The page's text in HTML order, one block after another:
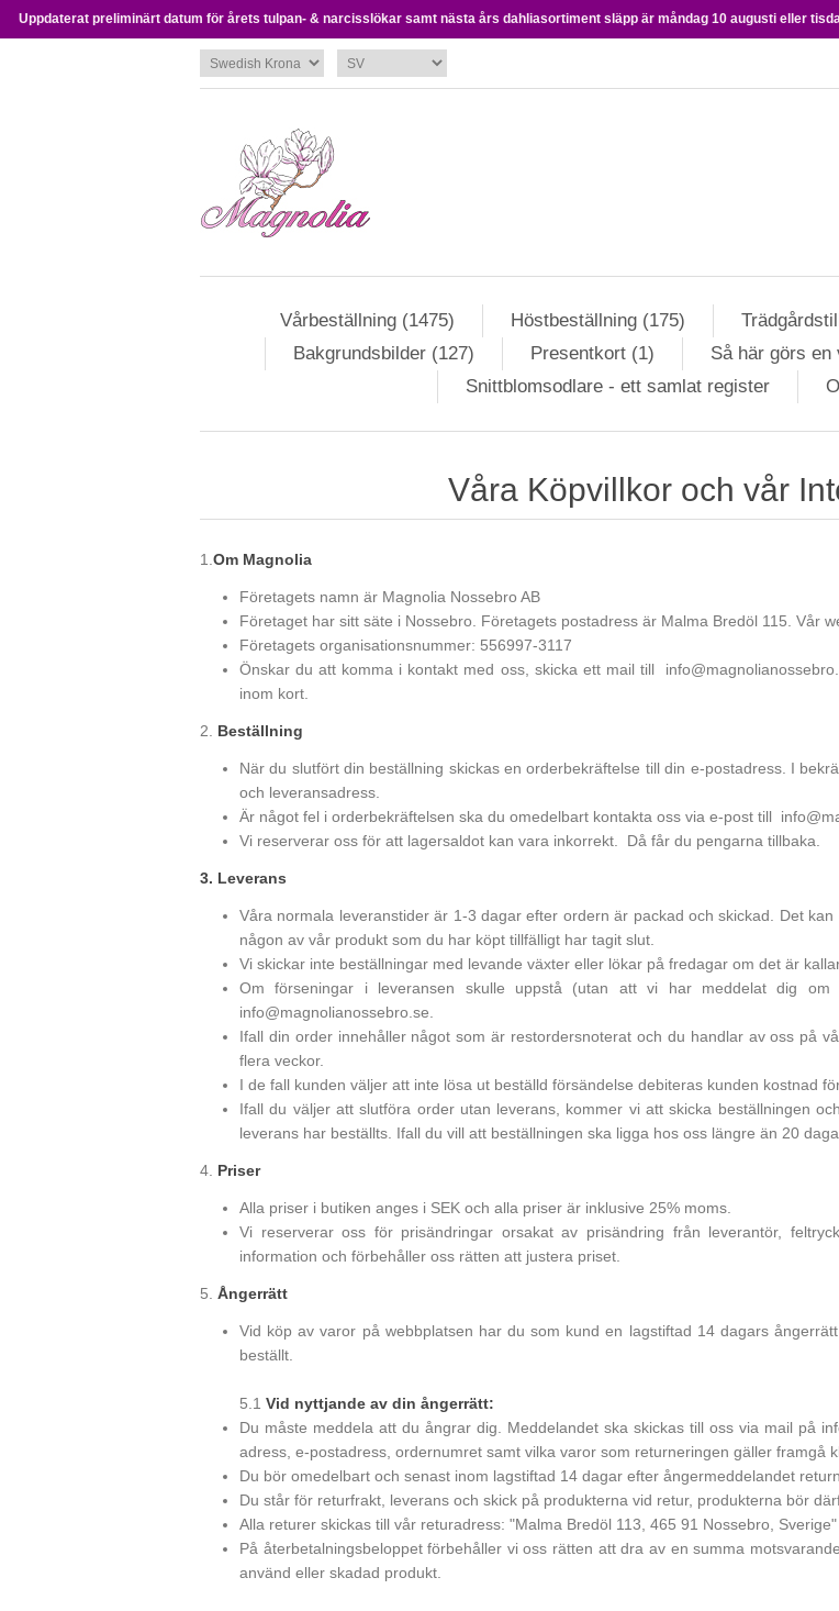
Uppdaterat preliminärt datum för årets tulpan- & narcisslökar samt nästa års dahliasortiment släpp är måndag 10 augusti eller
Vårbeställning (1475) Höstbeställning (175)
Bakgrundsbilder (127)
Presentkort (1) Så här görs
Snittblomsodlare - ett samlat register
Våra Köpvillkor och vår
1. Om Magnolia
Företagets namn är Magnolia Nossebro AB
Företaget har sitt säte i Nossebro. Företagets postadress är Malma Bredöl 115. Vår
Företagets organisationsnummer: 556997-3117
Önskar du att komma i kontakt med oss, skicka ett mail till
inom kort.
2. Beställning
När du slutfört din beställning skickas en orderbekräftelse till din e-postadress. I
och leveransadress.
Är något fel i orderbekräftelsen ska du omedelbart kontakta oss via e-post till
Vi reserverar oss för att lagersaldot kan vara inkorrekt. Då får du pengarna tillbaka.
3. Leverans
Våra normala leveranstider är 1-3 dagar efter ordern är packad och skickad. Det
någon av vår produkt som du har köpt tillfälligt har tagit slut.
Vi skickar inte beställningar med levande växter eller lökar på fredagar om det är
Om förseningar i leveransen skulle uppstå (utan att vi har meddelat dig om
info@magnolianossebro.se.
Ifall din order innehåller något som är restordersnoterat och du handlar av oss på
flera veckor.
I de fall kunden väljer att inte lösa ut beställd försändelse debiteras kunden kostnad
Ifall du väljer att slutföra order utan leverans, kommer vi att skicka beställningen
leverans har beställts. Ifall du vill att beställningen ska ligga hos oss längre än 20
4. Priser
Alla priser i butiken anges i SEK och alla priser är inklusive 25% moms.
Vi reserverar oss för prisändringar orsakat av prisändring från leverantör,
information och förbehåller oss rätten att justera priset.
5. Ångerrätt
Vid köp av varor på webbplatsen har du som kund en lagstiftad 14 dagars
beställt.
5.1 Vid nyttjande av din ångerrätt:
Du måste meddela att du ångrar dig. Meddelandet ska skickas till oss via mail på
adress, e-postadress, ordernumret samt vilka varor som returneringen gäller framgå
Du bör omedelbart och senast inom lagstiftad 14 dagar efter ångermeddelandet
Du står för returfrakt, leverans och skick på produkterna vid retur, produkterna bör
Alla returer skickas till vår returadress: "Malma Bredöl 113, 465 91 Nossebro,
På återbetalningsbeloppet förbehåller vi oss rätten att dra av en summa
använd eller skadad produkt.